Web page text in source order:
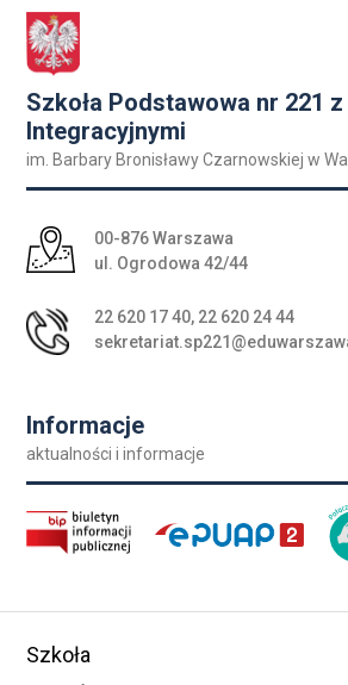
Szkoła Podstawowa nr 221 z
Integracyjnymi
im. Barbary Bronisławy Czarnowskiej w
Adres pocztowy:
00-876 Warszawa
ul. Ogrodowa 42/44
22 620 17 40, 22 620 24 44
Informacje
aktualności i informacje
Szkoła